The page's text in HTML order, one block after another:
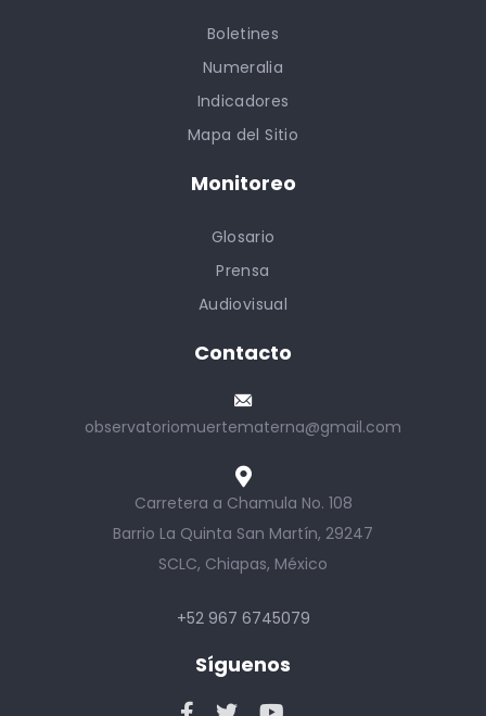
Boletines
Numeralia
Indicadores
Mapa del Sitio
Monitoreo
Glosario
Prensa
Audiovisual
Contacto
observatoriomuertematerna@gmail.com
Carretera a Chamula No. 108
Barrio La Quinta San Martín, 29247
SCLC, Chiapas, México
+52 967 6745079
Síguenos